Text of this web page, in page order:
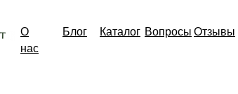
О
нас
Блог Каталог Вопросы Отзывы